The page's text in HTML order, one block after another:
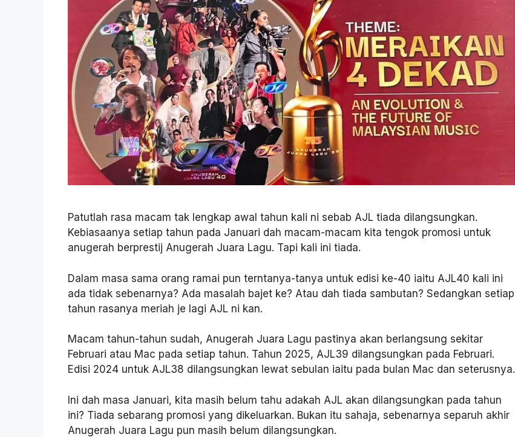
Patutlah rasa macam tak lengkap awal tahun kali ni sebab AJL tiada dilangsungkan.
Kebiasaanya setiap tahun pada Januari dah macam-macam kita tengok promosi untuk
anugerah berprestij Anugerah Juara Lagu. Tapi kali ini tiada.
Dalam masa sama orang ramai pun terntanya-tanya untuk edisi ke-40 iaitu AJL40 kali ini
ada tidak sebenarnya? Ada masalah bajet ke? Atau dah tiada sambutan? Sedangkan setiap
tahun rasanya meriah je lagi AJL ni kan.
Macam tahun-tahun sudah, Anugerah Juara Lagu pastinya akan berlangsung sekitar
Februari atau Mac pada setiap tahun. Tahun 2025, AJL39 dilangsungkan pada Februari.
Edisi 2024 untuk AJL38 dilangsungkan lewat sebulan iaitu pada bulan Mac dan seterusnya.
Ini dah masa Januari, kita masih belum tahu adakah AJL akan dilangsungkan pada tahun
ini? Tiada sebarang promosi yang dikeluarkan. Bukan itu sahaja, sebenarnya separuh akhir
Anugerah Juara Lagu pun masih belum dilangsungkan.